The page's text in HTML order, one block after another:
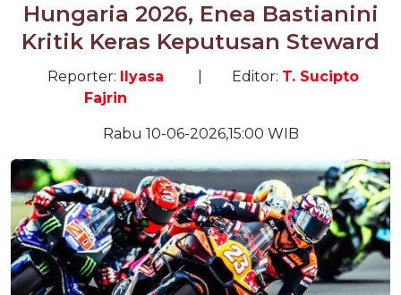
Hungaria 2026, Enea Bastianini
Kritik Keras Keputusan Steward
Reporter: Ilyasa
Fajrin
Editor: T. Sucipto
Rabu 10-06-2026,15:00 WIB